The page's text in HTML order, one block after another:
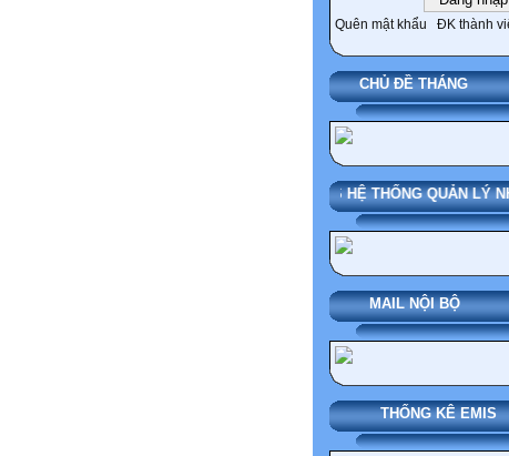
Quên mật khẩu ĐK thành
CHỦ ĐỀ THÁNG
SMAS HỆ THỐNG QUẢN LÝ
MAIL NỘI BỘ
THỐNG KÊ EMIS